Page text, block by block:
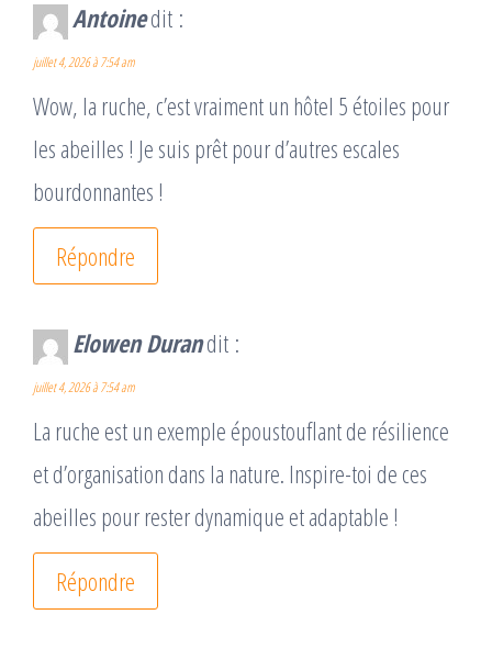
Antoinedit :
juillet 4, 2026 à 7:54 am
Wow, la ruche, c’est vraiment un hôtel 5 étoiles pour
les abeilles ! Je suis prêt pour d’autres escales
bourdonnantes !
Répondre
Elowen Durandit :
juillet 4, 2026 à 7:54 am
La ruche est un exemple époustouflant de résilience
et d’organisation dans la nature. Inspire-toi de ces
abeilles pour rester dynamique et adaptable !
Répondre